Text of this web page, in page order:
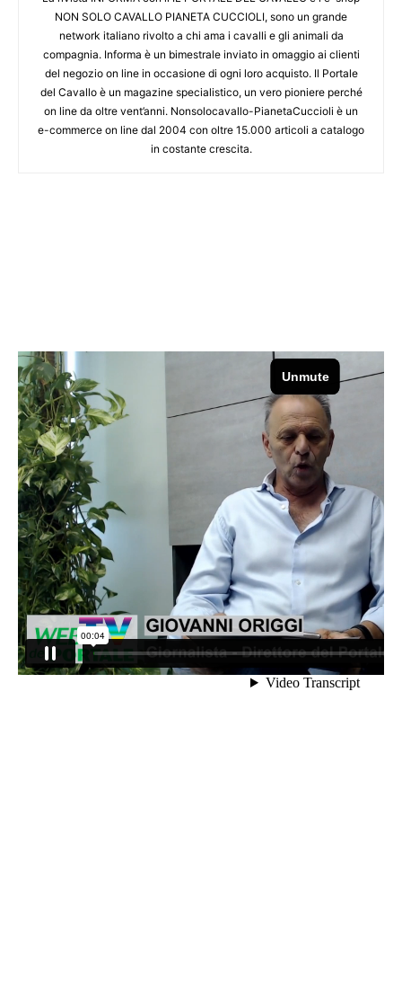
NON SOLO CAVALLO PIANETA CUCCIOLI, sono un grande
network italiano rivolto a chi ama i cavalli e gli animali da
compagnia. Informa è un bimestrale inviato in omaggio ai clienti
del negozio on line in occasione di ogni loro acquisto. Il Portale
del Cavallo è un magazine specialistico, un vero pioniere perché
on line da oltre vent’anni. Nonsolocavallo-PianetaCuccioli è un
e-commerce on line dal 2004 con oltre 15.000 articoli a catalogo
in costante crescita.